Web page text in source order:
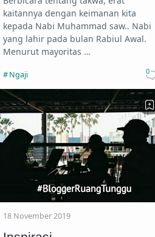
kaitannya dengan keimanan kita
kepada Nabi Muhammad saw.. Nabi
yang lahir pada bulan Rabiul Awal.
Menurut mayoritas …
Ngaji 0
18 November 2019